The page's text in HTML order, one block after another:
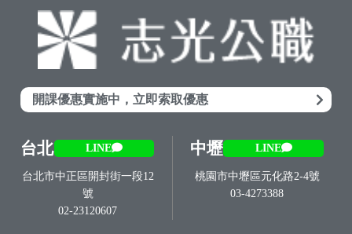
開課優惠實施中，立即索取優惠
台北 LINE
台北市中正區開封街一段12
號
02-23120607
中壢 LINE
桃園市中壢區元化路2-4號
03-4273388